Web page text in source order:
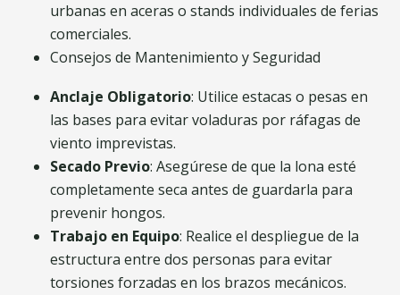
urbanas en aceras o stands individuales de ferias
comerciales.
Consejos de Mantenimiento y Seguridad
Anclaje Obligatorio: Utilice estacas o pesas en
las bases para evitar voladuras por ráfagas de
viento imprevistas.
Secado Previo: Asegúrese de que la lona esté
completamente seca antes de guardarla para
prevenir hongos.
Trabajo en Equipo: Realice el despliegue de la
estructura entre dos personas para evitar
torsiones forzadas en los brazos mecánicos.